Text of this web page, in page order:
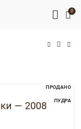
0
ПРОДАНО
ПУДРА
— 2008